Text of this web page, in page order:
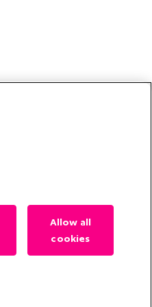
?
Allow all
cookies